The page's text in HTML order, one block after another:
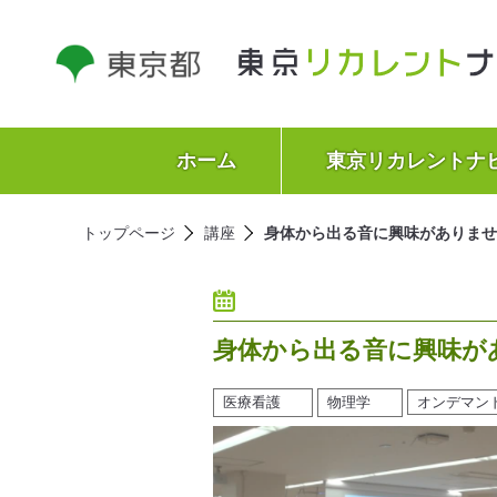
ホーム 東京リカレントナ
トップページ 講座 身体から出る音に興味がありま
身体から出る音に興味
医療看護 物理学 オンデマン